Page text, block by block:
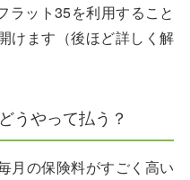
ラット35を利用すること
けます（後ほど詳しく解
うやって払う？
月の保険料がすごく高い